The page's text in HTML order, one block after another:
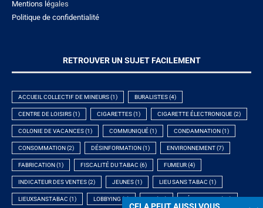
Mentions légales
Politique de confidentialité
RETROUVER UN SUJET FACILEMENT
ACCUEIL COLLECTIF DE MINEURS(1) BURALISTES(4)
CENTRE DE LOISIRS(1) CIGARETTES(1) CIGARETTE ÉLECTRONIQUE(2)
COLONIE DE VACANCES(1) COMMUNIQUÉ(1) CONDAMNATION(1)
CONSOMMATION(2) DÉSINFORMATION(1) ENVIRONNEMENT(7)
FABRICATION(1) FISCALITÉ DU TABAC (6) FUMEUR(4)
INDICATEUR DES VENTES(2) JEUNES(1) LIEU SANS TABAC (1)
LIEUXSANSTABAC (1) LOBBYING (1) LOI(11) LÉGISLATION(10)